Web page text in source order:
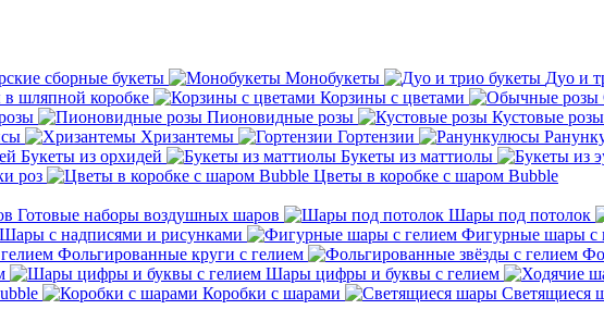
сборные букеты
Монобукеты Дуо и
шляпной коробке
Корзины с цветами
Пионовидные розы Кустовые розы
Хризантемы Гортензии
Букеты из орхидей Букеты из маттиолы
роз
Цветы в коробке с шаром Bubble
Готовые наборы воздушных шаров
Шары под потолок
Шары с надписями и рисунками
Фигурные шары с
Фольгированные круги с гелием
Шары цифры и буквы с гелием
Коробки с шарами Светящиеся